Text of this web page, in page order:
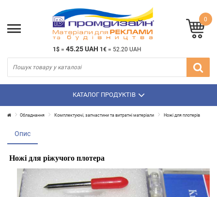
1$ = 45.25 UAH 1€ = 52.20 UAH
0
КАТАЛОГ ПРОДУКТІВ
Обладнання Комплектуючі, запчастини та витратні матеріали Ножі для плотерів
Опис
Ножі для ріжучого плотера